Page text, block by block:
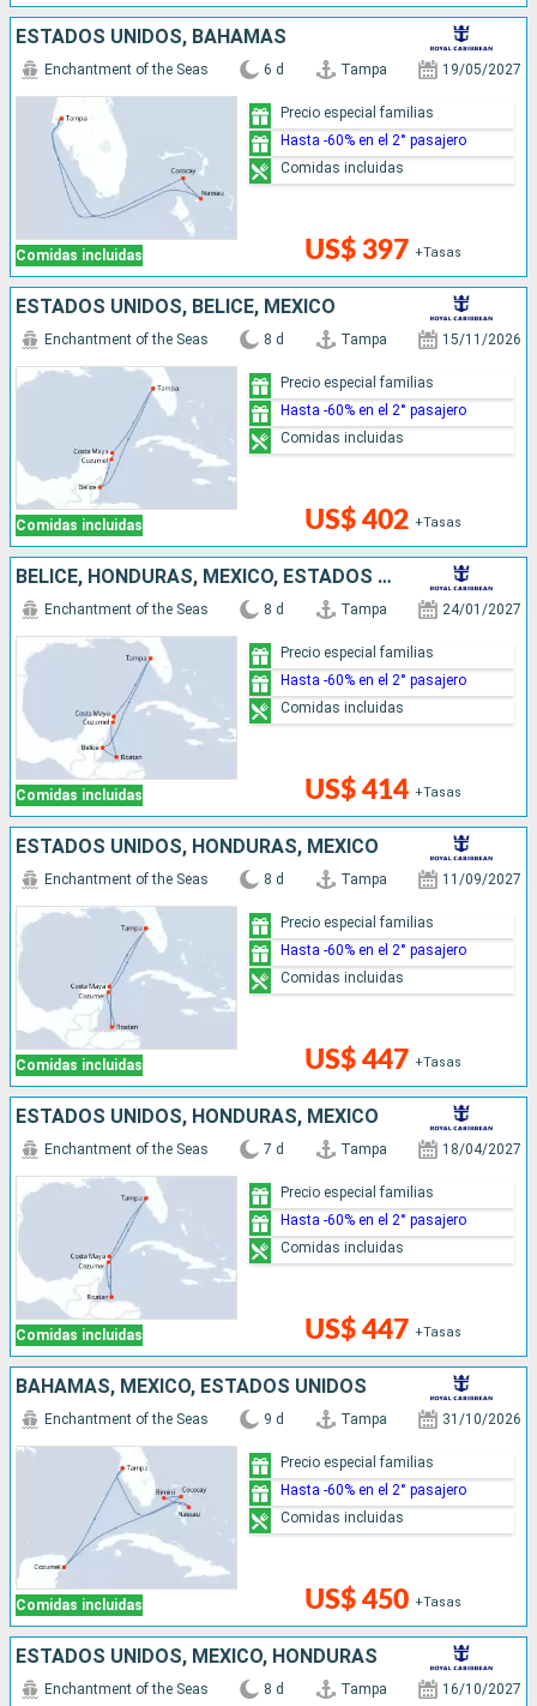
ESTADOS UNIDOS, BAHAMAS
Comidas incluidas
Enchantment of the Seas 6 d Tampa 19/05/2027
US$ 397 +Tasas
Precio especial familias
Hasta -60% en el 2° pasajero
Comidas incluidas
ESTADOS UNIDOS, BELICE, MÉXICO
Comidas incluidas
Enchantment of the Seas 8 d Tampa 15/11/2026
US$ 402 +Tasas
Precio especial familias
Hasta -60% en el 2° pasajero
Comidas incluidas
BELICE, HONDURAS, MÉXICO, ESTADOS UNIDOS
Comidas incluidas
Enchantment of the Seas 8 d Tampa 24/01/2027
US$ 414 +Tasas
Precio especial familias
Hasta -60% en el 2° pasajero
Comidas incluidas
ESTADOS UNIDOS, HONDURAS, MÉXICO
Comidas incluidas
Enchantment of the Seas 8 d Tampa 11/09/2027
US$ 447 +Tasas
Precio especial familias
Hasta -60% en el 2° pasajero
Comidas incluidas
ESTADOS UNIDOS, HONDURAS, MÉXICO
Comidas incluidas
Enchantment of the Seas 7 d Tampa 18/04/2027
US$ 447 +Tasas
Precio especial familias
Hasta -60% en el 2° pasajero
Comidas incluidas
BAHAMAS, MÉXICO, ESTADOS UNIDOS
Comidas incluidas
Enchantment of the Seas 9 d Tampa 31/10/2026
US$ 450 +Tasas
Precio especial familias
Hasta -60% en el 2° pasajero
Comidas incluidas
ESTADOS UNIDOS, MÉXICO, HONDURAS
Enchantment of the Seas 8 d Tampa 16/10/2027